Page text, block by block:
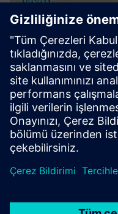
FLUIDS AND THERMAL
Simcenter
Improve product
computational fluid
real-world conditions.